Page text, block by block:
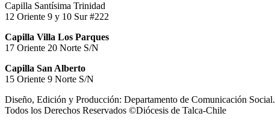
Capilla Santísima Trinidad
12 Oriente 9 y 10 Sur #222
Capilla Villa Los Parques
17 Oriente 20 Norte S/N
Capilla San Alberto
15 Oriente 9 Norte S/N
Diseño, Edición y Producción: Departamento de Comunicación Social.
Todos los Derechos Reservados ©Diócesis de Talca-Chile